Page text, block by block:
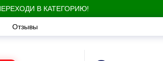
В КАТЕГОРИЮ!
Отзывы